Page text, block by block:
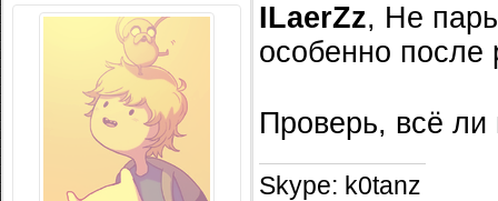
ILaerZz, Не
особенно после
Проверь, всё
Skype: k0tanz